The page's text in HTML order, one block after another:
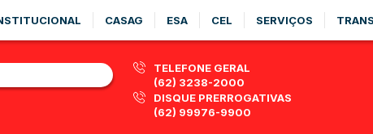
CASAG ESA CEL SERVIÇOS
TELEFONE GERAL
(62) 3238-2000
DISQUE PRERROGATIVAS
(62) 99976-9900